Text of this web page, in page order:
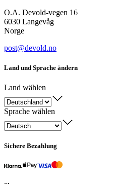
O.A. Devold-vegen 16
6030 Langevåg
Norge
post@devold.no
Land und Sprache ändern
Land wählen
Sprache wählen
Sichere Bezahlung